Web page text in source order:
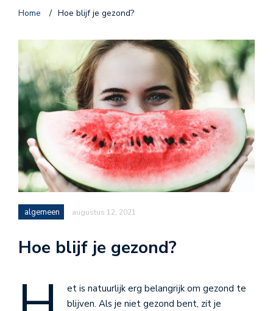
Home / Hoe blijf je gezond?
algemeen augustus 12, 2021
Hoe blijf je gezond?
et is natuurlijk erg belangrijk om gezond te
blijven. Als je niet gezond bent, zit je